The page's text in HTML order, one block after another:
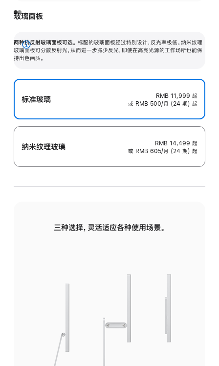
玻璃面板
两种抗反射玻璃面板可选。 标配的玻璃面板经过特别设计，反光率极低。纳米纹理
玻璃面板可分散反射光，从而进一步减少反光，即使在高亮光源的工作场所也能保
持出色画质。
展
开
标准玻璃 RMB 11,999 起
或 RMB 500/月 (24 期) 起
纳米纹理玻璃 RMB 14,499 起
或 RMB 605/月 (24 期) 起
三种选择，灵活适应各种使用场景。